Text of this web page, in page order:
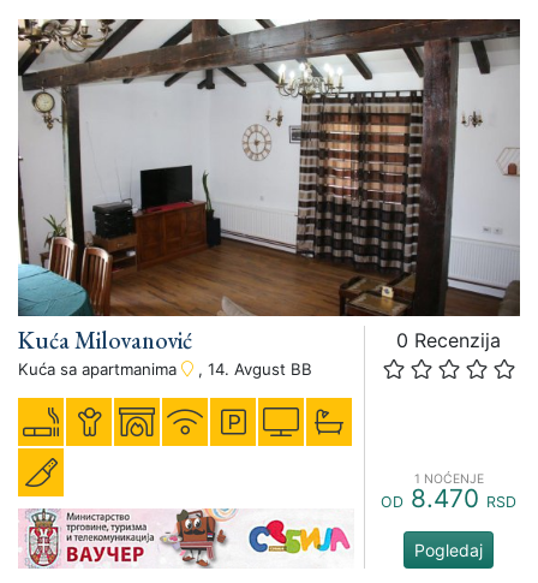
Kuća Milovanović
Kuća sa apartmanima , 14. Avgust BB
0 Recenzija
1 NOĆENJE
OD 8.470 RSD
Pogledaj